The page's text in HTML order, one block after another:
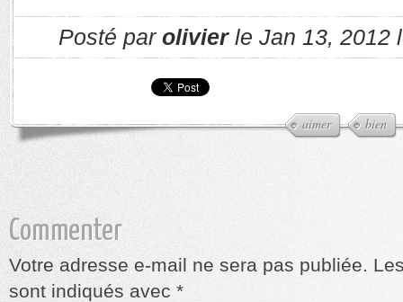
Posté par olivierle Jan 13, 2012
aimer bien
Commenter
Votre adresse e-mail ne sera pas publiée.
sont indiqués avec *